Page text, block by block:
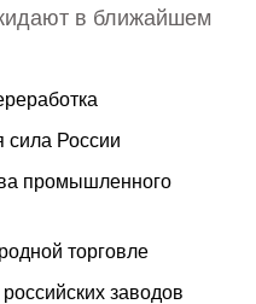
в ближайшем
сила России
промышленного
торговле
заводов